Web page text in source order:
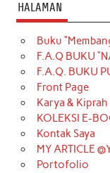
HALAMAN
Buku
F.A.Q BUKU
F.A.Q. BUKU
Front Page
Karya & Kiprah
KOLEKSI E-
Kontak Saya
MY ARTICLE
Portofolio